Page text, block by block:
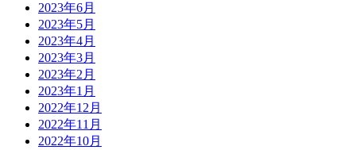
2023年6月
2023年5月
2023年4月
2023年3月
2023年2月
2023年1月
2022年12月
2022年11月
2022年10月